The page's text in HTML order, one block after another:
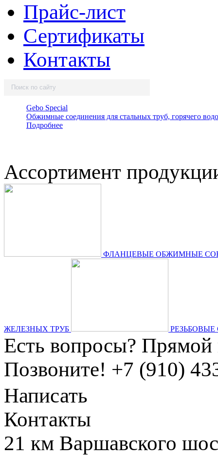
Прайс-лист
Сертификаты
Контакты
Gebo Speсial
Обжимные соединения для стальных труб, горячего
Подробнее
Ассортимент
ФЛАНЦЕВЫЕ ОБЖИМНЫЕ
ЖЕЛЕЗНЫХ ТРУБ
Есть вопросы? Прямой
Позвоните! +7 (910)
Написать
Контакты
21 км Варшавского